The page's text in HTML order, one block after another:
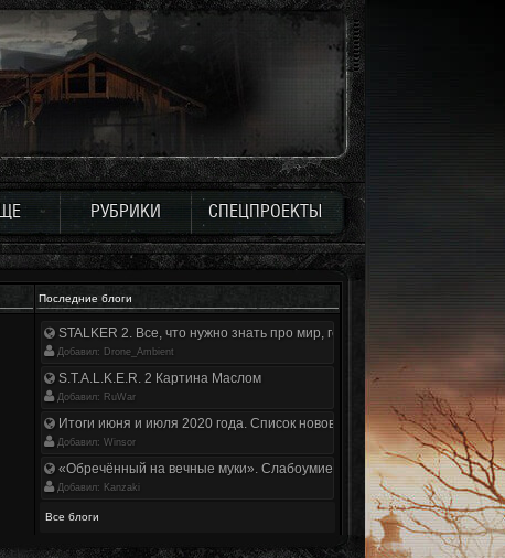
РУБРИКИ СПЕЦПРОЕКТЫ
Последние блоги
STALKER 2. Все, что нужно знать про мир, геймплей и сюжет | Разбор
Добавил: Drone_Ambient
S.T.A.L.K.E.R. 2 Картина Маслом
Добавил: RuWar
Итоги июня и июля 2020 года. Список нововведений
Добавил: Winsor
«Обречённый на вечные муки». Слабоумие и отвага
Добавил: Kanzaki
Все блоги